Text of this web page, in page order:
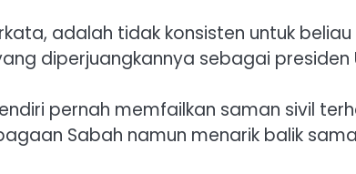
adalah tidak konsisten untuk
diperjuangkannya sebagai presiden
pernah memfailkan saman sivil
Sabah namun menarik balik